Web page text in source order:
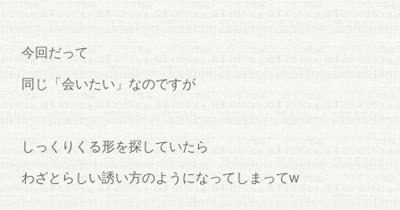
今回だって
同じ「会いたい」なのですが
しっくりくる形を探していたら
わざとらしい誘い方のようになってしまってw